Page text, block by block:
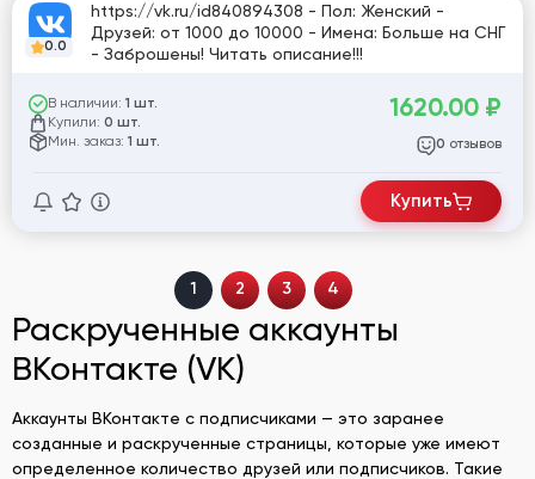
0.0
https://vk.ru/id840894308 - Пол: Женский -
Друзей: от 1000 до 10000 - Имена: Больше на СНГ
- Заброшены! Читать описание!!!
В наличии: 1 шт.
Купили: 0 шт.
Мин. заказ: 1 шт.
1620.00 ₽
0 отзывов
Купить
1 2 3 4
Раскрученные аккаунты
ВКонтакте (VK)
Аккаунты ВКонтакте с подписчиками — это заранее
созданные и раскрученные страницы, которые уже имеют
определенное количество друзей или подписчиков. Такие